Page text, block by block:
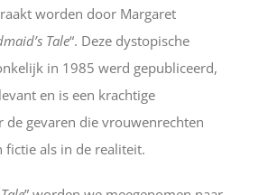
worden door Margaret
Tale“. Deze dystopische
in 1985 werd gepubliceerd,
en is een krachtige
de gevaren die vrouwenrechten
fictie als in de realiteit.